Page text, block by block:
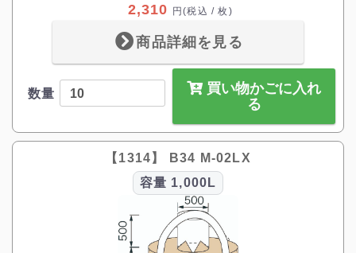
2,310 円(税込 / 枚)
商品詳細を見る
数量
買い物かごに入れ
る
【1314】 B34 M-02LX
容量 1,000L